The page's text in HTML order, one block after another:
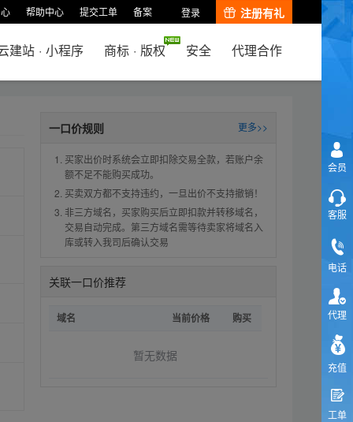
帮助中心 提交工单 备案 登录 注册有礼
建站 · 小程序 商标 · 版权 安全 代理合作
一口价规则 更多>>
买家出价时系统会立即扣除交易全款，若账户余
额不足不能购买成功。
买卖双方都不支持违约，一旦出价不支持撤销！
非三方域名，买家购买后立即扣款并转移域名，
交易自动完成。第三方域名需等待卖家将域名入
库或转入我司后确认交易
关联一口价推荐
域名 当前价格 购买
暂无数据
会员
客服
电话
代理
充值
工单